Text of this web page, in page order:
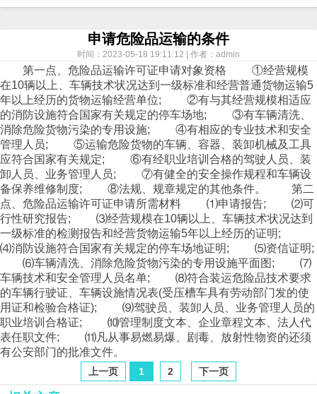
申请危险品运输的条件
时间：2023-05-18 19:11:12 | 作者：admin
第一点、危险品运输许可证申请对象资格 ①经营规模
在10辆以上、车辆技术状况达到一级标准和经营普通货物运输5
年以上经历的货物运输经营单位; ②有与其经营规模相适应
的消防设施符合国家有关规定的停车场地; ③有车辆清洗、
消除危险货物污染的专用设施; ④有相应的专业技术和安全
管理人员; ⑤运输危险货物的车辆、容器、装卸机械及工具
应符合国家有关规定; ⑥有经职业培训合格的驾驶人员、装
卸人员、业务管理人员; ⑦有健全的安全操作规程和车辆设
备保养维修制度; ⑧法规、规章规定的其他条件。 第二
点、危险品运输许可证申请所需材料 ⑴申请报告; ⑵可
行性研究报告; ⑶经营规模在10辆以上、车辆技术状况达到
一级标准的检测报告和经营货物运输5年以上经历的证明;
⑷消防设施符合国家有关规定的停车场地证明; ⑸资信证明;
⑹车辆清洗、消除危险货物污染的专用设施平面图; ⑺
车辆技术和安全管理人员名单; ⑻符合装运危险品技术要求
的车辆行驶证、车辆设施情况表(受压槽车具有劳动部门发的使
用证和检验合格证); ⑼驾驶员、装卸人员、业务管理人员的
职业培训合格证; ⑽管理制度文本、企业章程文本、法人代
表任职文件; ⑾凡从事易燃易爆、剧毒、放射性物资的还须
有公安部门的批准文件。
上一页 1 2 下一页